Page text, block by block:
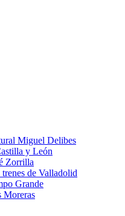
Miguel Delibes
y León
Zorrilla
de Valladolid
Grande
Moreras